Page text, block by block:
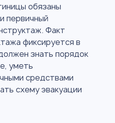
обязаны
первичный
Факт
фиксируется в
знать порядок
уметь
средствами
схему эвакуации